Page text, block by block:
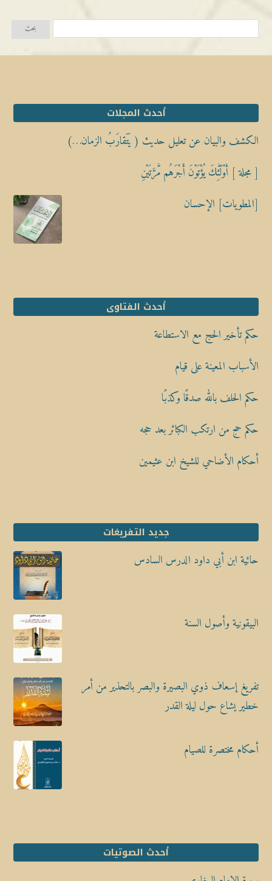
أحدث المجلات
الكشف والبيان عن تعليل حديث ( يَتَقارَبُ الزمان…)
[ مجلة ] أُوْلَٰٓئِكَ يُؤْتَوْنَ أَجْرَهُم مَّرَّتَيْنِ
[المطويات] الإحسان
أحدث الفتاوى
حكم تأخير الحج مع الاستطاعة
الأسباب المعينة على قيام
حكم الحلف بالله صدقًا وكذبًا
حكم حج من ارتكب الكبائر بعد حجه
أحكام الأضاحي للشيخ ابن عثيمين
جديد التفريغات
حائية ابن أبي داود الدرس السادس
البيقونية وأصول السنة
تفريغ إسعاف ذوي البصيرة والبصر بالتحذير من أمر
خطير يشاع حول ليلة القدر
أحكام مختصرة للصيام
أحدث الصوتيات